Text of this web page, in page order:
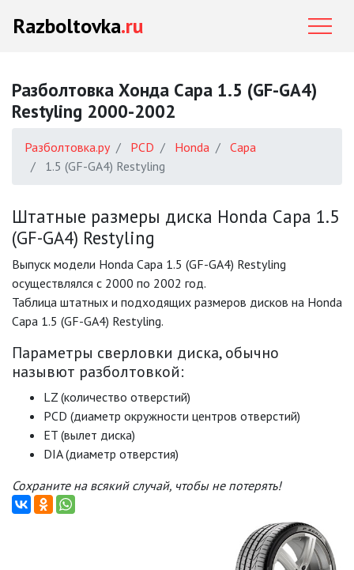
Razboltovka.ru
Разболтовка Хонда Capa 1.5 (GF-GA4)
Restyling 2000-2002
Разболтовка.ру PCD Honda
Capa
1.5 (GF-GA4) Restyling
Штатные размеры диска Honda Capa 1.5
(GF-GA4) Restyling
Выпуск модели Honda Capa 1.5 (GF-GA4) Restyling
осуществлялся с 2000 по 2002 год.
Таблица штатных и подходящих размеров дисков на Honda
Capa 1.5 (GF-GA4) Restyling.
Параметры сверловки диска, обычно
назывют разболтовкой:
LZ (количество отверстий)
PCD (диаметр окружности центров отверстий)
ET (вылет диска)
DIA (диаметр отверстия)
Сохраните на всякий случай, чтобы не потерять!